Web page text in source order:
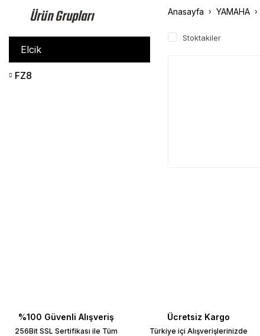
Ürün Grupları
Elcik
FZ8
Anasayfa YAMAHA
Stoktakiler
%100 Güvenli Alışveriş
256Bit SSL Sertifikası ile Tüm
Ücretsiz Kargo
Türkiye içi Alışverişlerinizde